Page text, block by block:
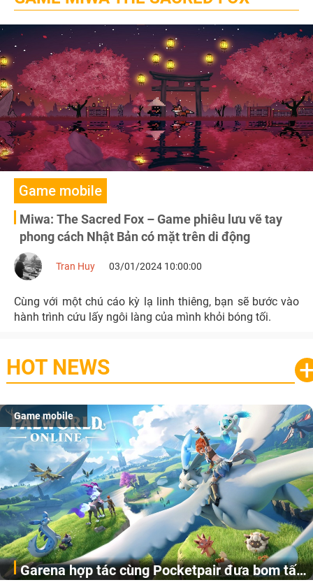
Game mobile
Miwa: The Sacred Fox – Game phiêu lưu vẽ tay
phong cách Nhật Bản có mặt trên di động
Tran Huy 03/01/2024 10:00:00
Cùng với một chú cáo kỳ lạ linh thiêng, bạn sẽ bước vào
hành trình cứu lấy ngôi làng của mình khỏi bóng tối.
HOT NEWS
Game mobile
Garena hợp tác cùng Pocketpair đưa bom tấn